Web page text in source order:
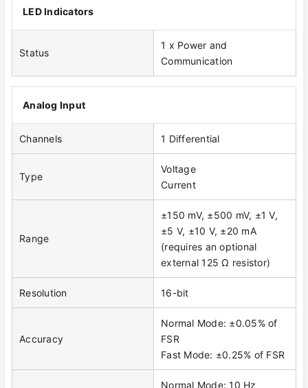
LED Indicators
Status
1 x Power and
Communication
Analog Input
Channels 1 Differential
Type
Voltage
Current
Range
±150 mV, ±500 mV, ±1 V,
±5 V, ±10 V, ±20 mA
(requires an optional
external 125 Ω resistor)
Resolution 16-bit
Accuracy
Normal Mode: ±0.05% of
FSR
Fast Mode: ±0.25% of FSR
Normal Mode: 10 Hz